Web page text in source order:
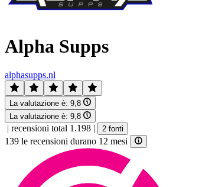
Alpha Supps
alphasupps.nl
La valutazione è: 9,8
La valutazione è: 9,8
| recensioni total 1.198 | 2 fonti
139 le recensioni durano 12 mesi